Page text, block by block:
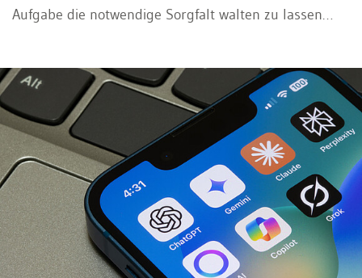
Aufgabe die notwendige Sorgfalt walten zu lassen
gleichen Voraussetzungen gleich zu behandeln
(Gleichbehandlungspflicht). Diese zentralen
Verwaltungsratspflichten bilden das Fundament einer
verantwortungsvollen und gesetzeskonformen
Unternehmensführung.